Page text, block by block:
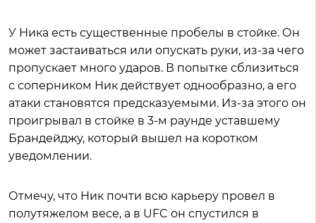
У Ника есть существенные пробелы в стойке. Он
может застаиваться или опускать руки, из-за чего
пропускает много ударов. В попытке сблизиться
с соперником Ник действует однообразно, а его
атаки становятся предсказуемыми. Из-за этого он
проигрывал в стойке в 3-м раунде уставшему
Брандейджу, который вышел на коротком
уведомлении.
Отмечу, что Ник почти всю карьеру провел в
полутяжелом весе, а в UFC он спустился в